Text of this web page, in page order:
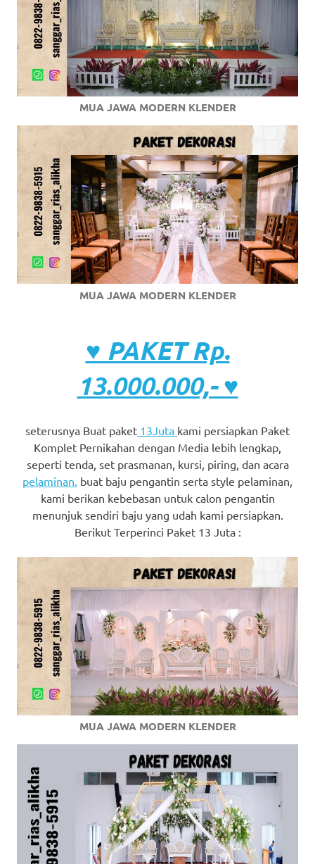
MUA JAWA MODERN KLENDER
MUA JAWA MODERN KLENDER
♥ PAKET Rp.
13.000.000,- ♥
seterusnya Buat paket 13Juta kami persiapkan Paket
Komplet Pernikahan dengan Media lebih lengkap,
seperti tenda, set prasmanan, kursi, piring, dan acara
pelaminan. buat baju pengantin serta style pelaminan,
kami berikan kebebasan untuk calon pengantin
menunjuk sendiri baju yang udah kami persiapkan.
Berikut Terperinci Paket 13 Juta :
MUA JAWA MODERN KLENDER